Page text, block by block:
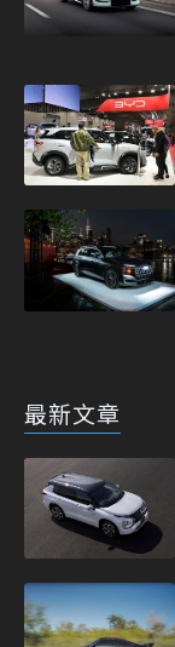
最新文章